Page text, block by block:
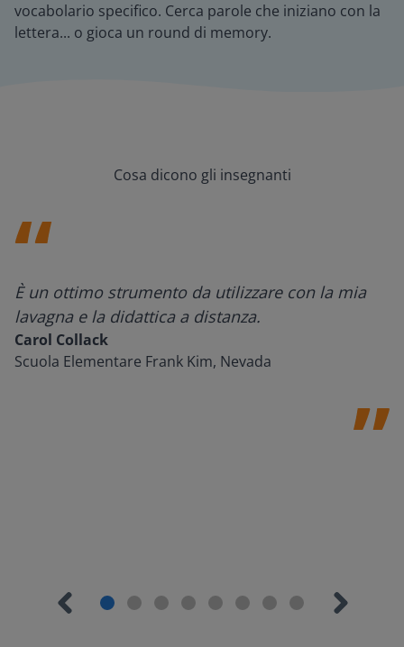
vocabolario specifico. Cerca parole che iniziano con la
lettera... o gioca un round di memory.
Cosa dicono gli insegnanti
È un ottimo strumento da utilizzare con la mia
lavagna e la didattica a distanza.
Carol Collack
Scuola Elementare Frank Kim, Nevada